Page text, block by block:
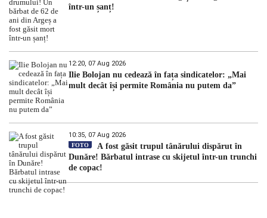
într-un șanț!
12:20, 07 Aug 2026
Ilie Bolojan nu cedează în fața sindicatelor: „Mai
mult decât își permite România nu putem da”
10:35, 07 Aug 2026
FOTO
A fost găsit trupul tânărului dispărut în
Dunăre! Bărbatul intrase cu skijetul într-un trunchi
de copac!